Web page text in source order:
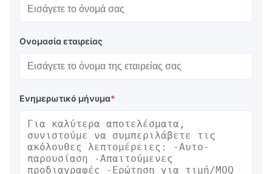
Ονομασία εταιρείας
Ενημερωτικό μήνυμα*